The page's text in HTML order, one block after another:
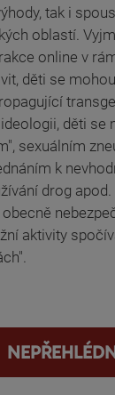
tak i
oblastí.
online v
děti se
děti se
sexuálním
k
drog
aktivity